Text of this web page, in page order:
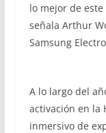
lo mejor de
señala Arthur
Samsung
A lo largo del
activación en la
inmersivo de